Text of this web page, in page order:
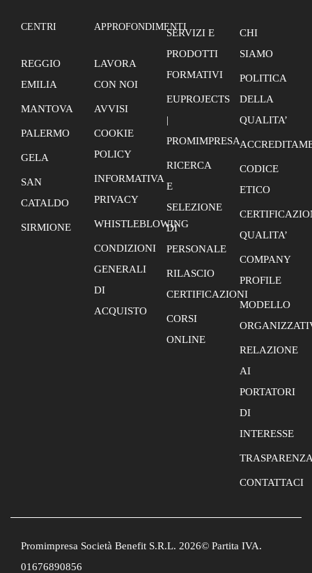
CENTRI
REGGIO
EMILIA
MANTOVA
PALERMO
GELA
SAN
CATALDO
SIRMIONE
APPROFONDIMENTI
LAVORA
CON NOI
AVVISI
COOKIE
POLICY
INFORMATIVA
PRIVACY
WHISTLEBLOWING
CONDIZIONI
GENERALI
DI
ACQUISTO
SERVIZI E
PRODOTTI
FORMATIVI
EUPROJECTS
|
PROMIMPRESA
RICERCA
E
SELEZIONE
DI
PERSONALE
RILASCIO
CERTIFICAZIONI
CORSI
ONLINE
CHI
SIAMO
POLITICA
DELLA
QUALITA’
CODICE
ETICO
QUALITA’
COMPANY
PROFILE
MODELLO
RELAZIONE
AI
PORTATORI
DI
INTERESSE
CONTATTACI
Promimpresa Società Benefit S.R.L. 2026© Partita IVA.
01676890856